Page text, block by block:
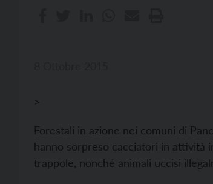
>
Forestali in azione nei comuni di
hanno sorpreso cacciatori in attività
trappole, nonché animali uccisi